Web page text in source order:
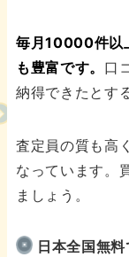
毎月10000件以
も豊富です。 口
納得できたとす
査定員の質も高
なっています。
ましょう。
日本全国無